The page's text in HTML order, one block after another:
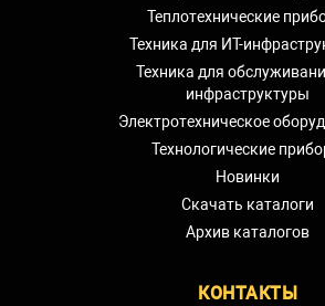
Теплотехнические
Техника для ИТ-
Техника для
инфраструктуры
Электротехническое
Технологические
Новинки
Скачать каталоги
Архив каталогов
КОНТАКТЫ